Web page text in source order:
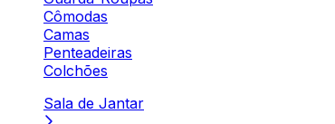
Cômodas
Camas
Penteadeiras
Colchões
Sala de Jantar